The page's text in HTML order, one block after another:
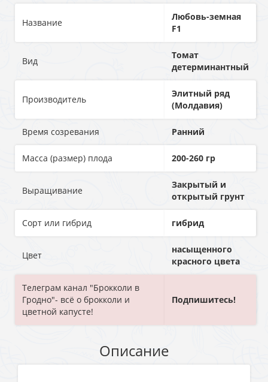
Название
Любовь-земная
F1
Вид
Томат
детерминантный
Производитель
Элитный ряд
(Молдавия)
Время созревания Ранний
Масса (размер) плода 200-260 гр
Выращивание
Закрытый и
открытый грунт
Сорт или гибрид гибрид
Цвет
насыщенного
красного цвета
Телеграм канал "Брокколи в
Гродно"- всё о брокколи и
цветной капусте!
Подпишитесь!
Описание